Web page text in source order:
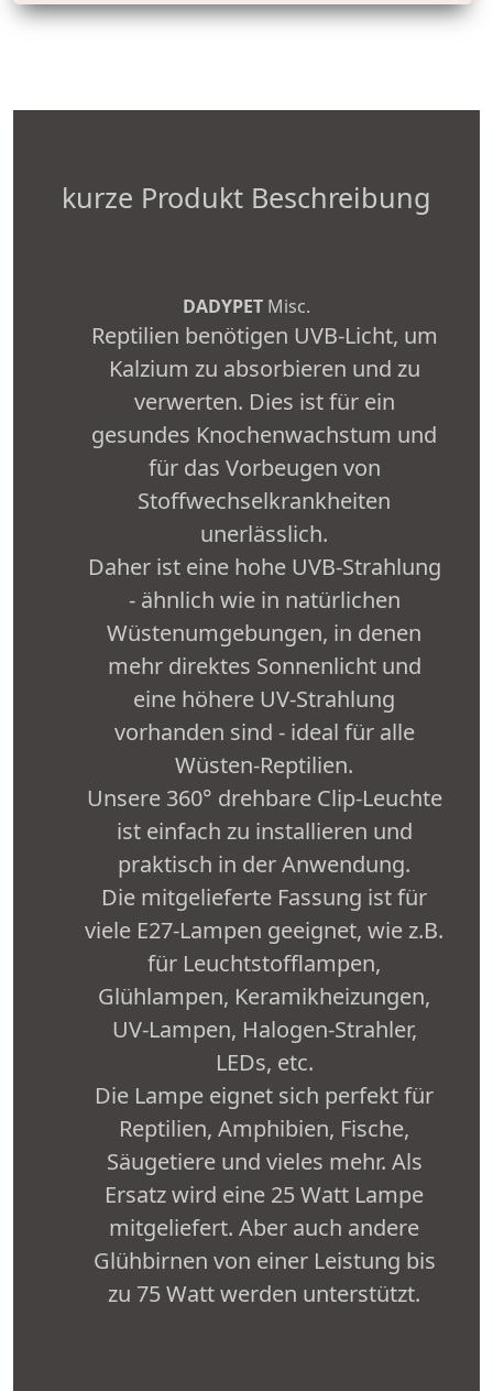
kurze Produkt Beschreibung
DADYPET Misc.
Reptilien benötigen UVB-Licht, um
Kalzium zu absorbieren und zu
verwerten. Dies ist für ein
gesundes Knochenwachstum und
für das Vorbeugen von
Stoffwechselkrankheiten
unerlässlich.
Daher ist eine hohe UVB-Strahlung
- ähnlich wie in natürlichen
Wüstenumgebungen, in denen
mehr direktes Sonnenlicht und
eine höhere UV-Strahlung
vorhanden sind - ideal für alle
Wüsten-Reptilien.
Unsere 360° drehbare Clip-Leuchte
ist einfach zu installieren und
praktisch in der Anwendung.
Die mitgelieferte Fassung ist für
viele E27-Lampen geeignet, wie z.B.
für Leuchtstofflampen,
Glühlampen, Keramikheizungen,
UV-Lampen, Halogen-Strahler,
LEDs, etc.
Die Lampe eignet sich perfekt für
Reptilien, Amphibien, Fische,
Säugetiere und vieles mehr. Als
Ersatz wird eine 25 Watt Lampe
mitgeliefert. Aber auch andere
Glühbirnen von einer Leistung bis
zu 75 Watt werden unterstützt.